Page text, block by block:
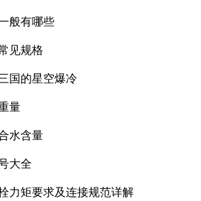
般有哪些
见规格
国的星空爆冷
量
水含量
大全
力矩要求及连接规范详解